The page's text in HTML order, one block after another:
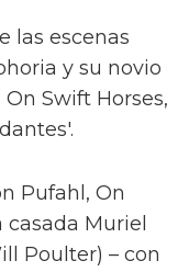
las escenas
y su novio
Swift Horses,
Pufahl, On
casada Muriel
Poulter) – con